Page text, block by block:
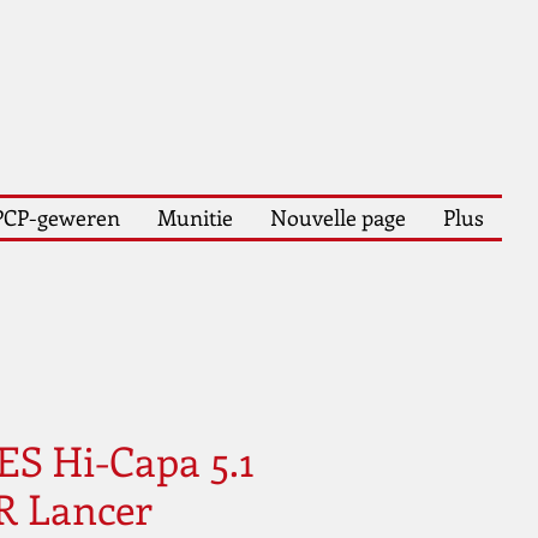
geweren Munitie Nouvelle page Plus
Hi-Capa 5.1
Lancer